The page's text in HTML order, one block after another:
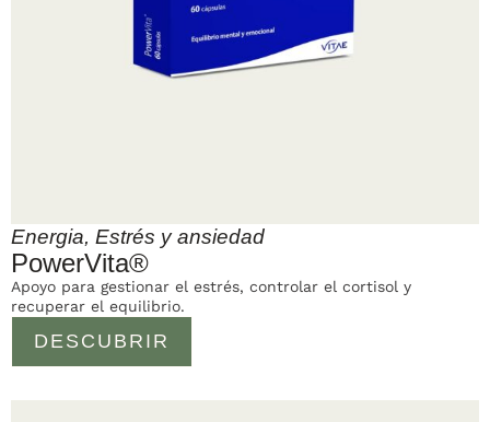
Energia, Estrés y ansiedad
PowerVita®
DESCUBRIR
Apoyo para gestionar el estrés, controlar el cortisol y
recuperar el equilibrio.